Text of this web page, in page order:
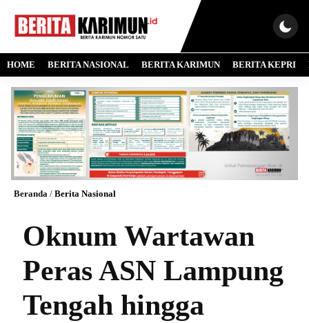
HOME BERITA NASIONAL BERITA KARIMUN BERITA KEPRI
Beranda / Berita Nasional
Oknum Wartawan
Peras ASN Lampung
Tengah hingga